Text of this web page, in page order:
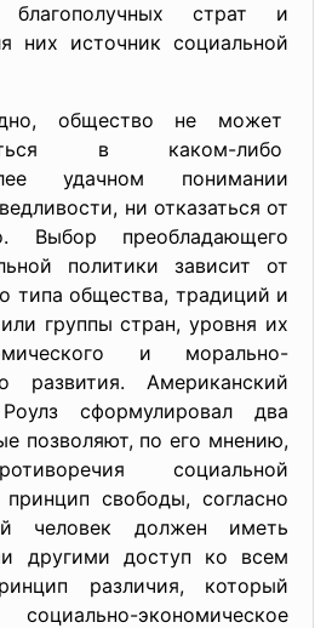
благополучных страт и
них источник социальной
не может
в каком-либо
удачном понимании
ни отказаться от
Выбор преобладающего
политики зависит от
типа общества, традиций и
группы стран, уровня их
и морально-
развития. Американский
сформулировал два
позволяют, по его мнению,
социальной
принцип свободы, согласно
человек должен иметь
другими доступ ко всем
различия, который
экономическое